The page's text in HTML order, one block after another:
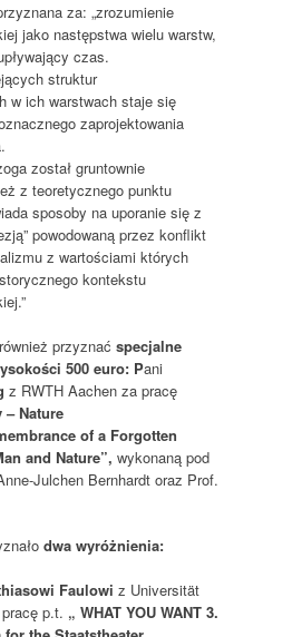
za: „zrozumienie
jako następstwa wielu warstw,
czas.
struktur
w ich warstwach staje się
zaprojektowania
został gruntownie
z teoretycznego punktu
sposoby na uporanie się z
powodowaną przez konflikt
z wartościami których
kontekstu
przyznać specjalne
500 euro: Pani
z RWTH Aachen za pracę
– Nature
of a Forgotten
and Nature”, wykonaną pod
Julchen Bernhardt oraz Prof.
dwa wyróżnienia:
Faulowi z Universität
p.t. „ WHAT YOU WANT 3.